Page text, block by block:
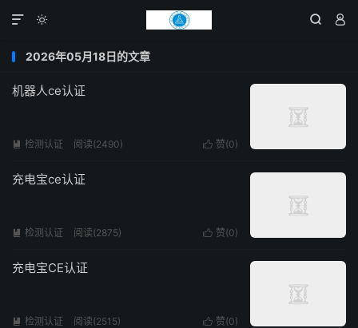
  

2026年05月18日的文章
机器人ce认证
 赞(0)
 检测认证 阅读(2490)
充电宝ce认证
 赞(0)
 检测认证 阅读(2875)
充电宝CE认证
 赞(0)
 检测认证 阅读(2515)